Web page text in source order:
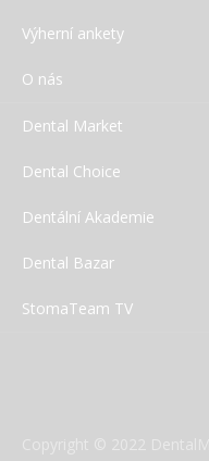
Výherní ankety
O nás
Dental Market
Dental Choice
Dentální Akademie
Dental Bazar
StomaTeam TV